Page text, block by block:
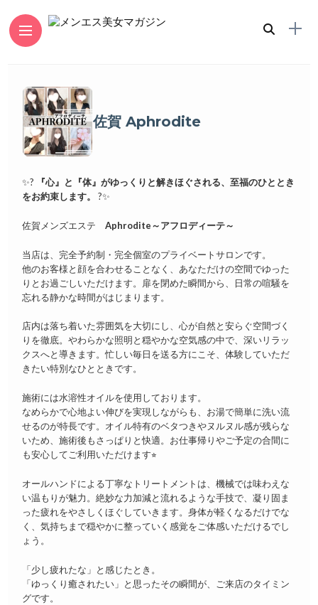
佐賀 Aphrodite
✨?
『心』と『体』がゆっくりと解きほぐされる、至福のひととき
をお約束します。
?✨
佐賀メンズエステAphrodite～アフロディーテ～
当店は、完全予約制・完全個室のプライベートサロンです。
他のお客様と顔を合わせることなく、あなただけの空間でゆった
りとお過ごしいただけます。扉を閉めた瞬間から、日常の喧騒を
忘れる静かな時間がはじまります。
店内は落ち着いた雰囲気を大切にし、心が自然と安らぐ空間づく
りを徹底。やわらかな照明と穏やかな空気感の中で、深いリラッ
クスへと導きます。忙しい毎日を送る方にこそ、体験していただ
きたい特別なひとときです。
施術には水溶性オイルを使用しております。
なめらかで心地よい伸びを実現しながらも、お湯で簡単に洗い流
せるのが特長です。オイル特有のベタつきやヌルヌル感が残らな
いため、施術後もさっぱりと快適。お仕事帰りやご予定の合間に
も安心してご利用いただけます⭐︎
オールハンドによる丁寧なトリートメントは、機械では味わえな
い温もりが魅力。絶妙な力加減と流れるような手技で、凝り固ま
った疲れをやさしくほぐしていきます。身体が軽くなるだけでな
く、気持ちまで穏やかに整っていく感覚をご体感いただけるでし
ょう。
「少し疲れたな」と感じたとき。
「ゆっくり癒されたい」と思ったその瞬間が、ご来店のタイミン
グです。